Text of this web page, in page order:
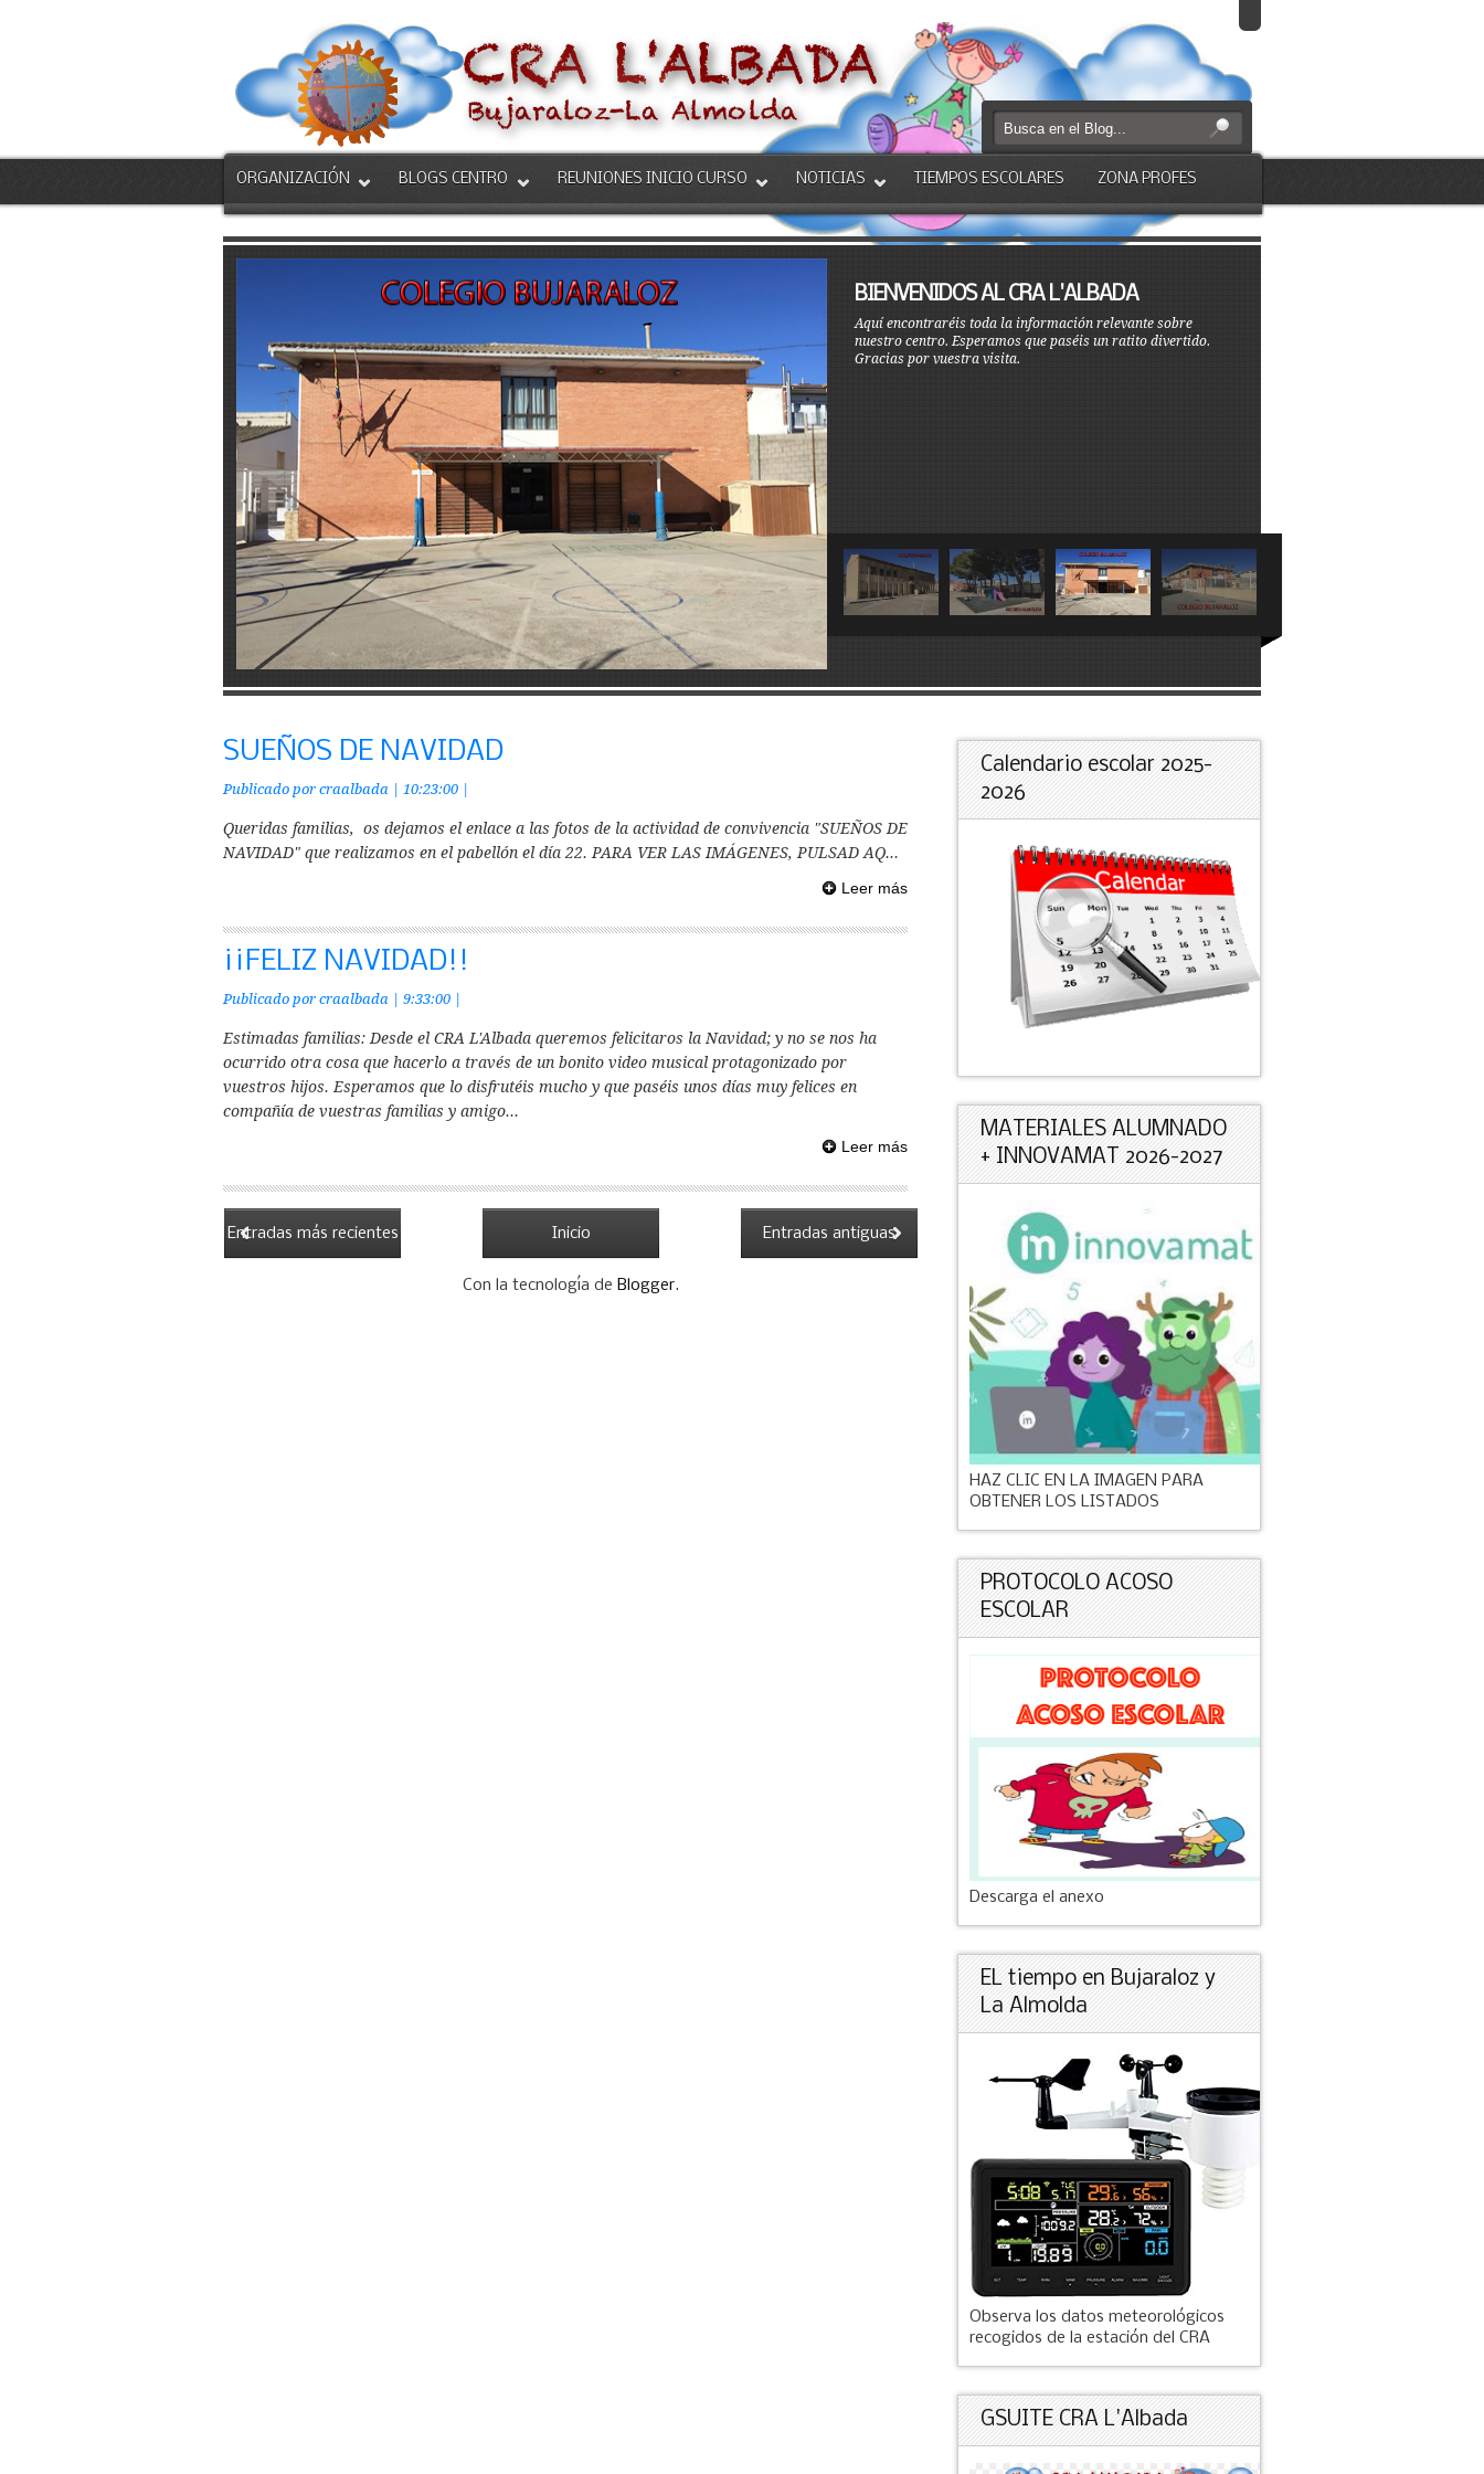
ORGANIZACIÓN BLOGS CENTRO REUNIONES INICIO CURSO NOTICIAS TIEMPOS ESCOLARES ZONA PROFES
BIENVENIDOS AL CRA L'ALBADA
Aquí encontraréis toda la información relevante sobre
nuestro centro. Esperamos que paséis un ratito divertido.
Gracias por vuestra visita.
SUEÑOS DE NAVIDAD
Publicado por craalbada 10:23:00
Queridas familias, os dejamos el enlace a las fotos de la actividad de convivencia "SUEÑOS DE
NAVIDAD" que realizamos en el pabellón el día 22. PARA VER LAS IMÁGENES, PULSAD AQ...
Leer más
¡¡FELIZ NAVIDAD!!
Publicado por craalbada 9:33:00
Estimadas familias: Desde el CRA L'Albada queremos felicitaros la Navidad; y no se nos ha
ocurrido otra cosa que hacerlo a través de un bonito video musical protagonizado por
vuestros hijos. Esperamos que lo disfrutéis mucho y que paséis unos días muy felices en
compañía de vuestras familias y amigo...
Leer más
Entradas más recientes Entradas antiguas
Inicio
Con la tecnología de Blogger.
Calendario escolar 2025-
2026
MATERIALES ALUMNADO
+ INNOVAMAT 2026-2027
HAZ CLIC EN LA IMAGEN PARA
OBTENER LOS LISTADOS
PROTOCOLO ACOSO
ESCOLAR
Descarga el anexo
EL tiempo en Bujaraloz y
La Almolda
Observa los datos meteorológicos
recogidos de la estación del CRA
GSUITE CRA L'Albada